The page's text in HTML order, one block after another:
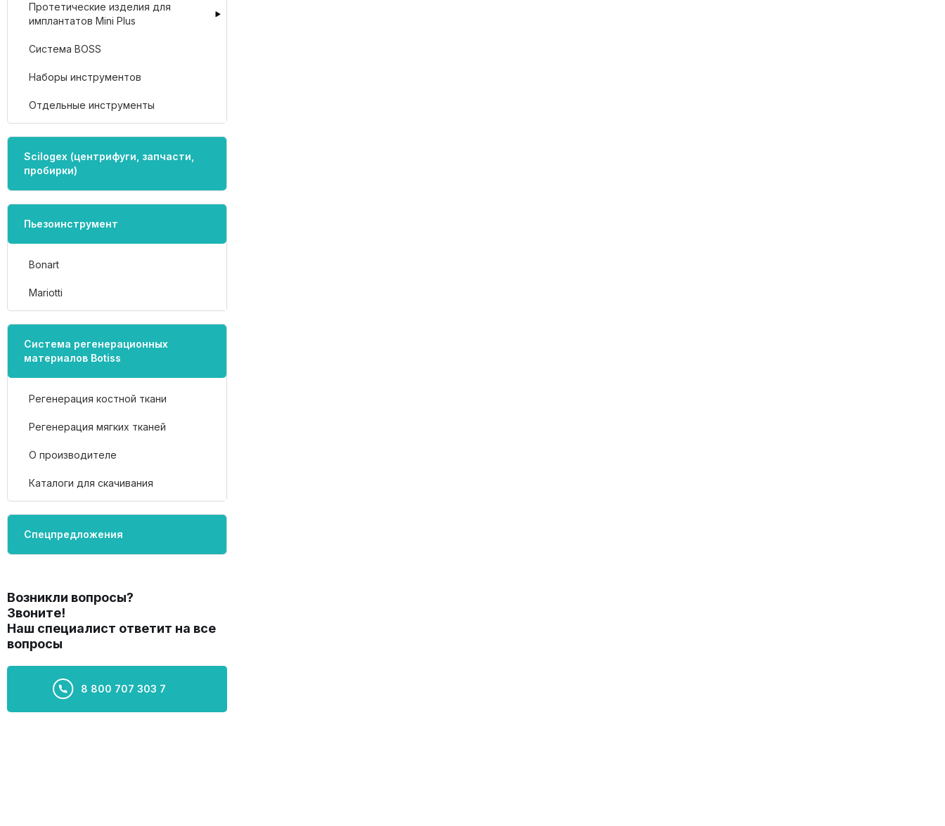
Протетические изделия для
имплантатов Mini Plus
Система BOSS
Наборы инструментов
Отдельные инструменты
Scilogex (центрифуги, запчасти,
пробирки)
Пьезоинструмент
Bonart
Mariotti
Система регенерационных
материалов Botiss
Регенерация костной ткани
Регенерация мягких тканей
О производителе
Каталоги для скачивания
Спецпредложения
Возникли вопросы?
Звоните!
Наш специалист ответит на все
вопросы
8 800 707 303 7